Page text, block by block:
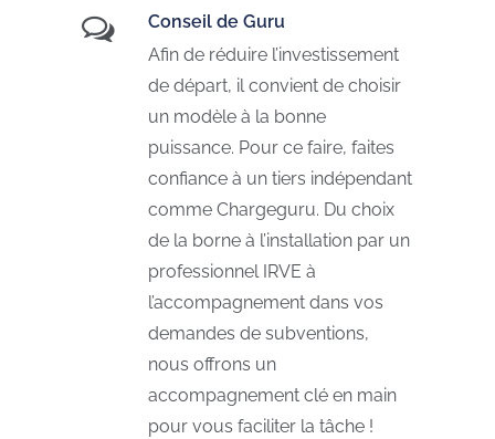
Conseil de Guru
Afin de réduire l’investissement
de départ, il convient de choisir
un modèle à la bonne
puissance. Pour ce faire, faites
confiance à un tiers indépendant
comme Chargeguru. Du choix
de la borne à l’installation par un
professionnel IRVE à
l’accompagnement dans vos
demandes de subventions,
nous offrons un
accompagnement clé en main
pour vous faciliter la tâche !